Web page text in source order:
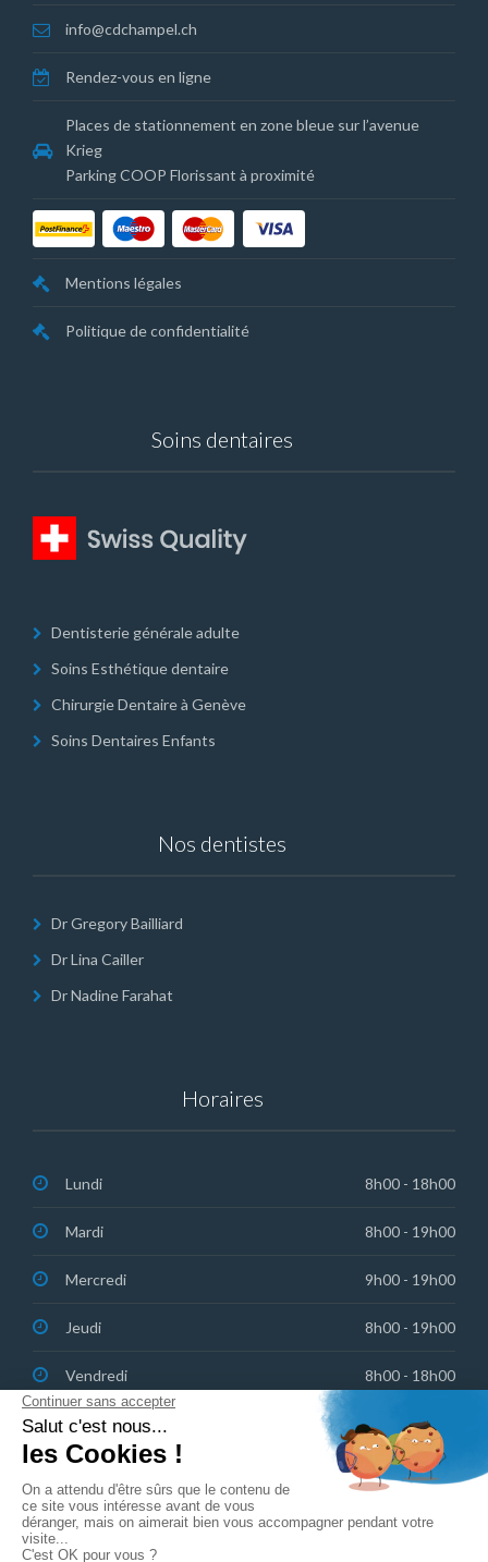
info@cdchampel.ch
Rendez-vous en ligne
Places de stationnement en zone bleue sur l’avenue
Krieg
Parking COOP Florissant à proximité
Mentions légales
Politique de confidentialité
Soins dentaires
Dentisterie générale adulte
Soins Esthétique dentaire
Chirurgie Dentaire à Genève
Soins Dentaires Enfants
Nos dentistes
Dr Gregory Bailliard
Dr Lina Cailler
Dr Nadine Farahat
Horaires
Lundi 8h00 - 18h00
Mardi 8h00 - 19h00
Mercredi 9h00 - 19h00
Jeudi 8h00 - 19h00
Vendredi 8h00 - 18h00
Samedi : urgences sur appel 8h30 - 13h00